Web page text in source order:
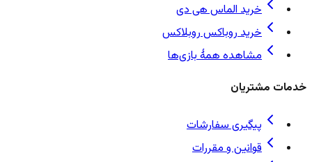
خرید الماس هی دی
خرید روباکس روبلاکس
مشاهده همهٔ بازی‌ها
خدمات مشتریان
پیگیری سفارشات
قوانین و مقررات